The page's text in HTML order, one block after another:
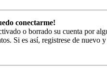
conectarme!
o borrado su cuenta por
Si es así, registrese de nuevo